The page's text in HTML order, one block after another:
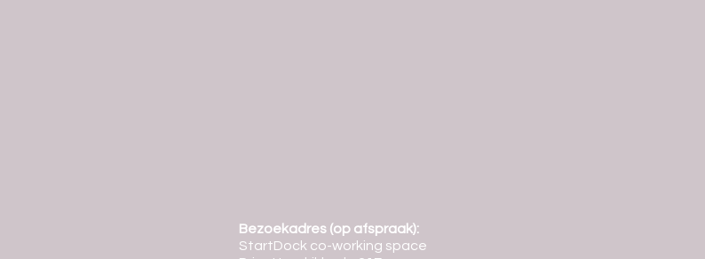
Bezoekadres (op afspraak):
StartDock co-working space